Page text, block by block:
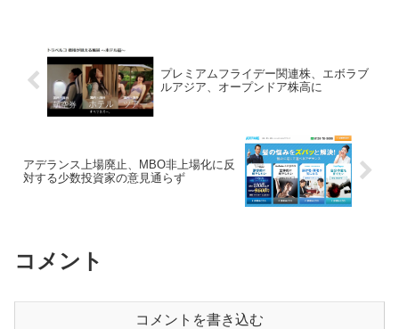
プレミアムフライデー関連株、エボラブ
ルアジア、オープンドア株高に
アデランス上場廃止、MBO非上場化に反
対する少数投資家の意見通らず
コメント
コメントを書き込む